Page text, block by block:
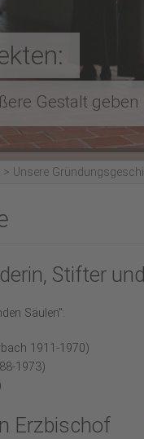
Gestalt geben
> Unsere
Stifter
Säulen":
1911-1970)
1973)
Erzbischof